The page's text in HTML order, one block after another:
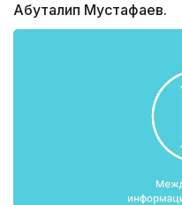
Абуталип Мустафаев.